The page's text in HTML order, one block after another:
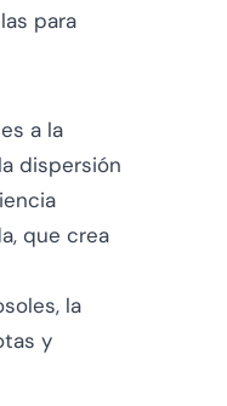
para
a la
dispersión
que crea
la
y